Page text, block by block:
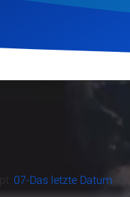
2. August 2012
07-Das letzte Datum